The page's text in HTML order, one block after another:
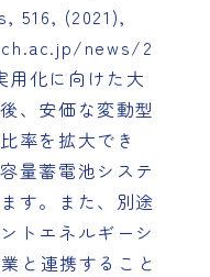
516, (2021),
news/2
用化に向けた大
、安価な変動型
率を拡大でき
量蓄電池システ
す。また、別途
トエネルギーシ
と連携すること